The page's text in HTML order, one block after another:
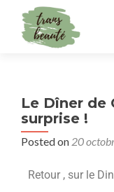
Le Dîner de
surprise !
Posted on 20
Retour , sur le